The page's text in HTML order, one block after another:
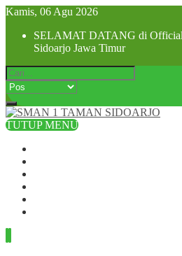
Kamis, 06 Agu 2026
SELAMAT DATANG di
Sidoarjo Jawa Timur
TUTUP MENU